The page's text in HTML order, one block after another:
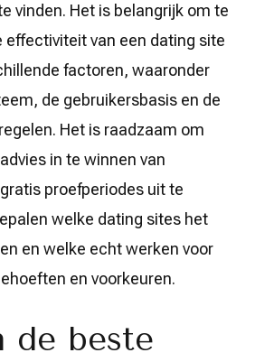
vinden. Het is belangrijk om te
effectiviteit van een dating site
factoren, waaronder
de gebruikersbasis en de
Het is raadzaam om
in te winnen van
proefperiodes uit te
welke dating sites het
en welke echt werken voor
en voorkeuren.
de beste